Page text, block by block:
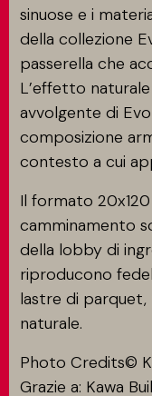
sinuose e i
della collezione
passerella che
L’effetto
avvolgente di
composizione
contesto a cui
Il formato
camminamento
della lobby di
riproducono
lastre di
naturale.
Photo Credits©
Grazie a: Kawa